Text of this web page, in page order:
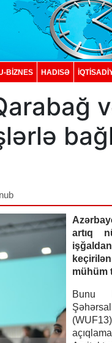
BİZNES HADISƏ
artıq
mühüm
Bunu